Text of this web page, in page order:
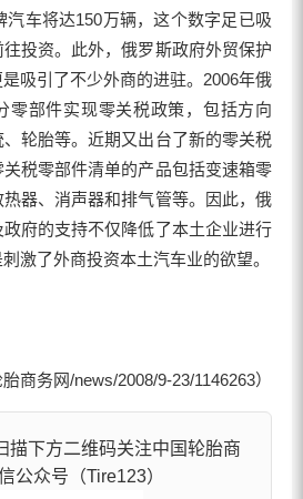
汽车将达150万辆，这个数字足已吸
投资。此外，俄罗斯政府外贸保护
吸引了不少外商的进驻。2006年俄
零部件实现零关税政策，包括方向
轮胎等。近期又出台了新的零关税
税零部件清单的产品包括变速箱零
器、消声器和排气管等。因此，俄
府的支持不仅降低了本土企业进行
激了外商投资本土汽车业的欲望。
商务网/news/2008/9-23/1146263）
描下方二维码关注中国轮胎商
公众号（Tire123）